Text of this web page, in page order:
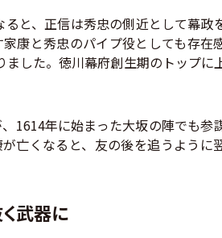
と、正信は秀忠の側近として幕政
康と秀忠のパイプ役としても存在
した。徳川幕府創生期のトップに
1614年に始まった大坂の陣でも参
亡くなると、友の後を追うように翌
武器に